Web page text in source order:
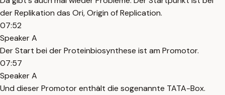
der Replikation das Ori, Origin of Replication.
07:52
Speaker A
Der Start bei der Proteinbiosynthese ist am Promotor.
07:57
Speaker A
Und dieser Promotor enthält die sogenannte TATA-Box.